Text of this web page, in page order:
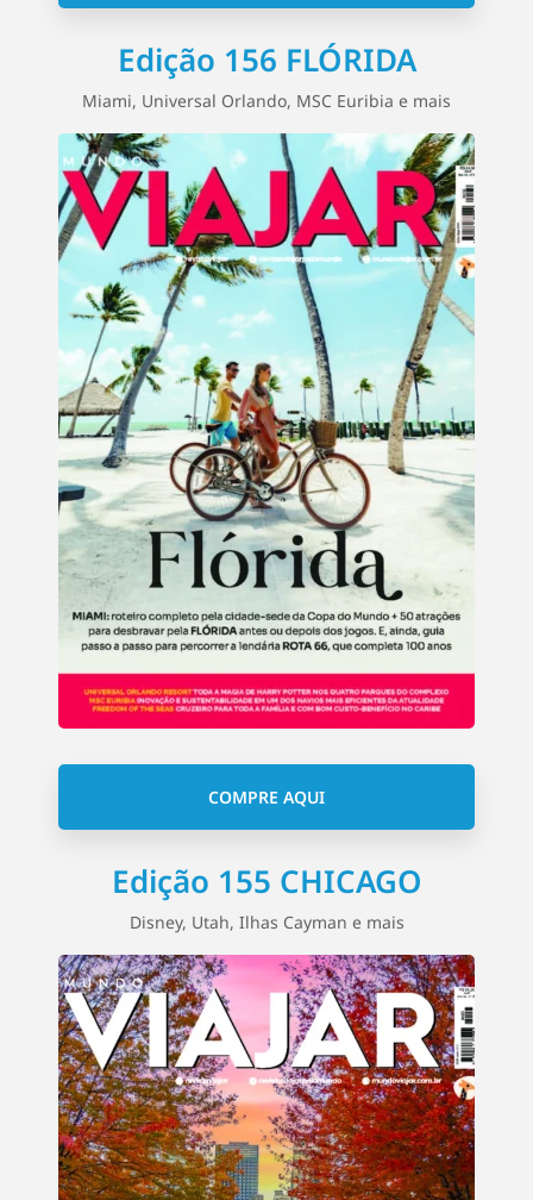
Edição 156 FLÓRIDA
Miami, Universal Orlando, MSC Euribia e mais
COMPRE AQUI
Edição 155 CHICAGO
Disney, Utah, Ilhas Cayman e mais